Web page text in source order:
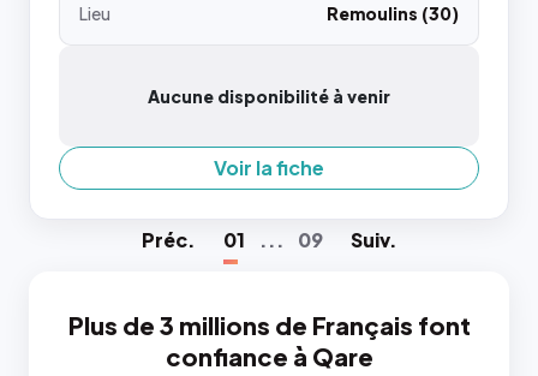
Lieu
Remoulins (30)
Aucune disponibilité à venir
Voir la fiche
Préc. 01 ... 09 Suiv.
Plus de 3 millions de Français font
confiance à Qare